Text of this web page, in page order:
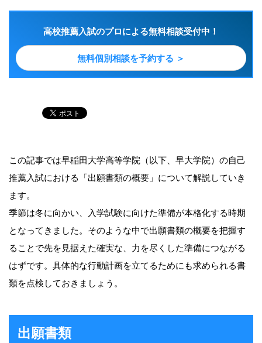
高校推薦入試のプロによる無料相談受付中！
無料個別相談を予約する ＞
この記事では早稲田大学高等学院（以下、早大学院）の自己
推薦入試における「出願書類の概要」について解説していき
ます。
季節は冬に向かい、入学試験に向けた準備が本格化する時期
となってきました。そのような中で出願書類の概要を把握す
ることで先を見据えた確実な、力を尽くした準備につながる
はずです。具体的な行動計画を立てるためにも求められる書
類を点検しておきましょう。
出願書類